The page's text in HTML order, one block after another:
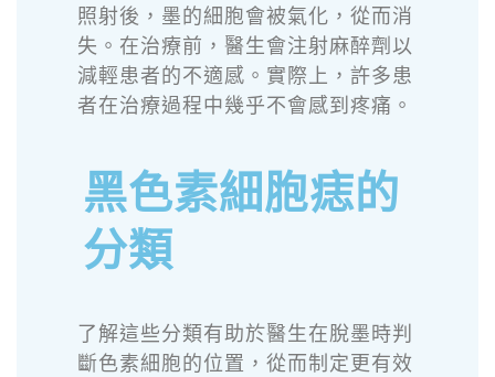
照射後，墨的細胞會被氣化，從而消
失。在治療前，醫生會注射麻醉劑以
減輕患者的不適感。實際上，許多患
者在治療過程中幾乎不會感到疼痛。
黑色素細胞痣的
分類
了解這些分類有助於醫生在脫墨時判
斷色素細胞的位置，從而制定更有效